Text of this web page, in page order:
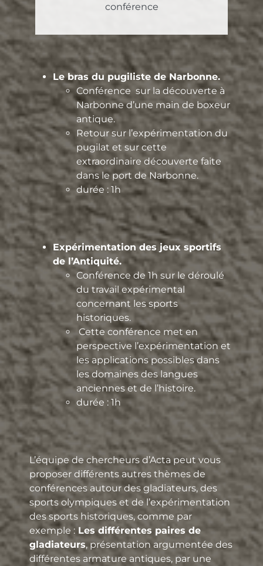
conférence
Le bras du pugiliste de Narbonne.
Conférence sur la découverte à
Narbonne d’une main de boxeur
antique.
Retour sur l’expérimentation du
pugilat et sur cette
extraordinaire découverte faite
dans le port de Narbonne.
durée : 1h
Expérimentation des jeux sportifs
de l’Antiquité.
Conférence de 1h sur le déroulé
du travail expérimental
concernant les sports
historiques.
Cette conférence met en
perspective l’expérimentation et
les applications possibles dans
les domaines des langues
anciennes et de l’histoire.
durée : 1h
L’équipe de chercheurs d’Acta peut vous
proposer différents autres thèmes de
conférences autour des gladiateurs, des
sports olympiques et de l’expérimentation
des sports historiques, comme par
exemple : Les différentes paires de
gladiateurs, présentation argumentée des
différentes armature antiques, par une